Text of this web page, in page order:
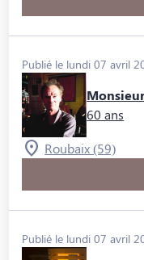
Publié le lundi 07 avril
60 ans
Roubaix (59)
Publié le lundi 07 avril